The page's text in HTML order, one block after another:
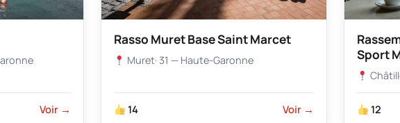
Voir →
Rasso Muret Base Saint Marcet
Muret· 31 — Haute-Garonne
14 Voir →
Sport
12